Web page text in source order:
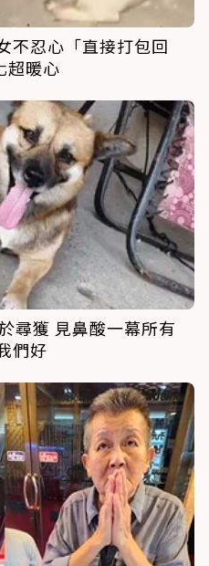
不忍心「直接打包回
超暖心
尋獲 見鼻酸一幕所有
們好